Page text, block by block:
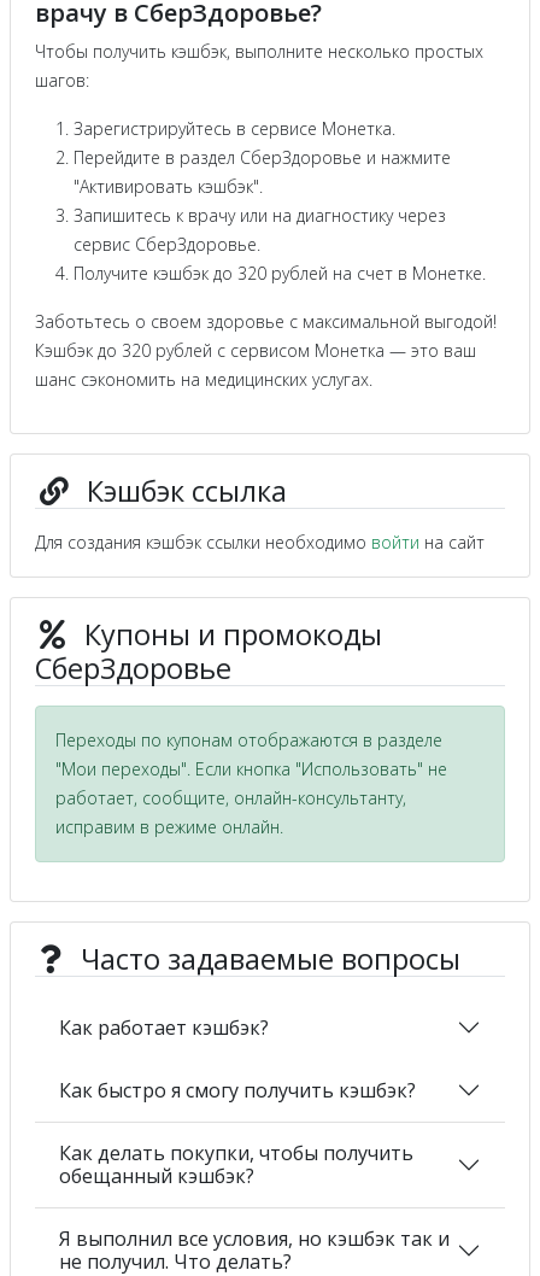
врачу в СберЗдоровье?
Чтобы получить кэшбэк, выполните несколько простых
шагов:
Зарегистрируйтесь в сервисе Монетка.
Перейдите в раздел СберЗдоровье и нажмите
"Активировать кэшбэк".
Запишитесь к врачу или на диагностику через
сервис СберЗдоровье.
Получите кэшбэк до 320 рублей на счет в Монетке.
Заботьтесь о своем здоровье с максимальной выгодой!
Кэшбэк до 320 рублей с сервисом Монетка — это ваш
шанс сэкономить на медицинских услугах.
Кэшбэк ссылка
Для создания кэшбэк ссылки необходимо войти на сайт
Купоны и промокоды
СберЗдоровье
Переходы по купонам отображаются в разделе
"Мои переходы". Если кнопка "Использовать" не
работает, сообщите, онлайн-консультанту,
исправим в режиме онлайн.
Часто задаваемые вопросы
Как работает кэшбэк?
Как быстро я смогу получить кэшбэк?
Как делать покупки, чтобы получить
обещанный кэшбэк?
Я выполнил все условия, но кэшбэк так и
не получил. Что делать?